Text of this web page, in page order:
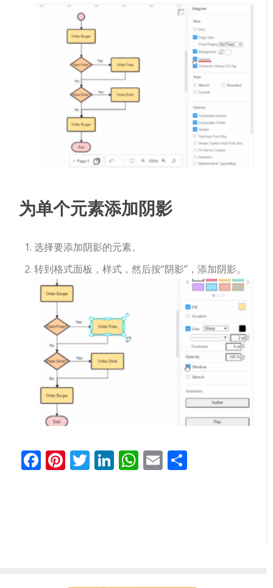
为单个元素添加阴影
选择要添加阴影的元素。
转到格式面板，样式，然后按“阴影”，添加阴影。
Facebook
Pinterest
Twitter
LinkedIn
WhatsApp
Email